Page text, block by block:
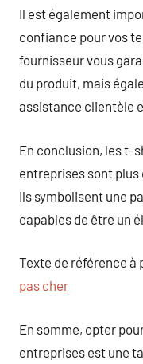
Il est également
confiance pour vos
fournisseur vous
du produit, mais
assistance clientèle
En conclusion, les t-
entreprises sont plus
Ils symbolisent une
capables de être un
Texte de référence à
pas cher
En somme, opter
entreprises est une